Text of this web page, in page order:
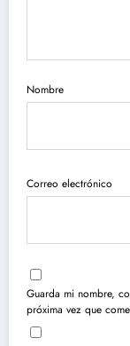
Nombre
Correo electrónico
Guarda mi nombre,
próxima vez que